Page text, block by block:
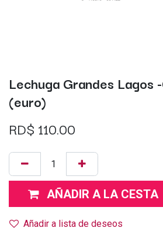
Lechuga Grandes Lagos
(euro)
RD$ 110.00
AÑADIR A LA CESTA
Añadir a lista de deseos